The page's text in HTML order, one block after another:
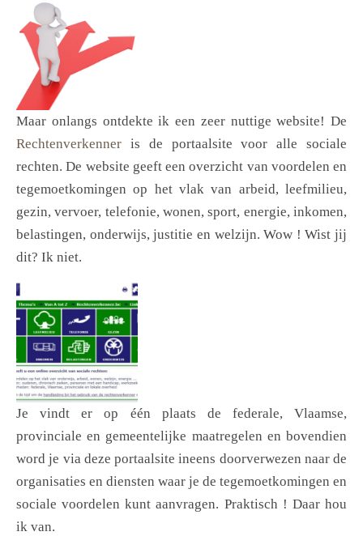
Maar onlangs ontdekte ik een zeer nuttige website! De
Rechtenverkenner is de portaalsite voor alle sociale
rechten. De website geeft een overzicht van voordelen en
tegemoetkomingen op het vlak van arbeid, leefmilieu,
gezin, vervoer, telefonie, wonen, sport, energie, inkomen,
belastingen, onderwijs, justitie en welzijn. Wow ! Wist jij
dit? Ik niet.
Je vindt er op één plaats de federale, Vlaamse,
provinciale en gemeentelijke maatregelen en bovendien
word je via deze portaalsite ineens doorverwezen naar de
organisaties en diensten waar je de tegemoetkomingen en
sociale voordelen kunt aanvragen. Praktisch ! Daar hou
ik van.